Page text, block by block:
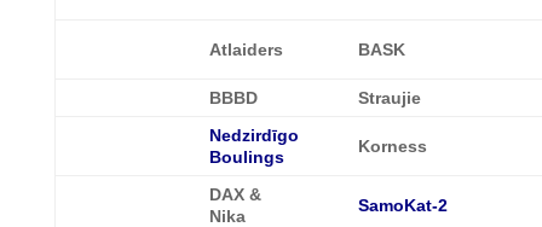
Atlaiders BASK
BBBD
Straujie
Nedzirdīgo
Boulings
Korness
DAX &
Nika
SamoKat-2